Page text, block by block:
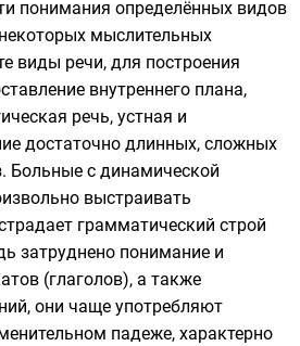
понимания определённых видов
мыслительных
виды речи, для построения
внутреннего плана,
речь, устная и
достаточно длинных, сложных
Больные с динамической
выстраивать
грамматический строй
затруднено понимание и
(глаголов), а также
они чаще употребляют
падеже, характерно